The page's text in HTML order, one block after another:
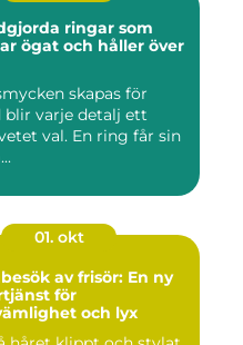
ringar som
ögat och håller över
skapas för
blir varje detalj ett
val. En ring får sin
01. okt
av frisör: En ny
för
och lyx